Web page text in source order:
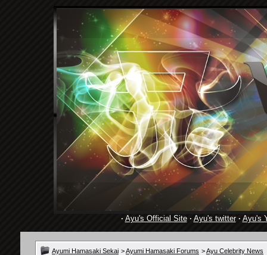
· Ayu's Official Site· Ayu's twitter· Ayu's
Ayumi Hamasaki Sekai >Ayumi Hamasaki Forums >Ayu Celebrity News